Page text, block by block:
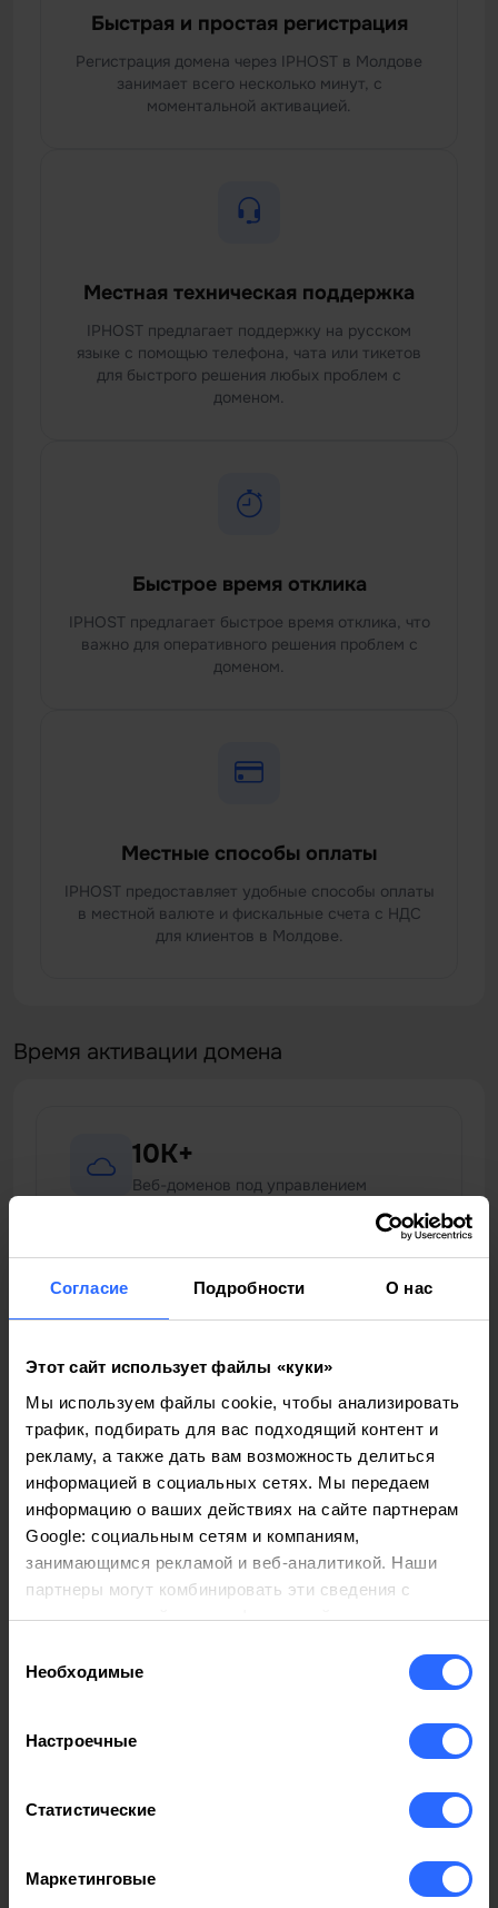
Согласие Подробности О нас
Этот сайт использует файлы «куки»
Мы используем файлы cookie, чтобы анализировать
трафик, подбирать для вас подходящий контент и
рекламу, а также дать вам возможность делиться
информацией в социальных сетях. Мы передаем
информацию о ваших действиях на сайте партнерам
Google: социальным сетям и компаниям,
занимающимся рекламой и веб-аналитикой. Наши
партнеры могут комбинировать эти сведения с
предоставленной вами информацией, а также
вами их сервисов.
согласия
Необходимые
Настроечные
Статистические
Маркетинговые
Быстрая и простая регистрация
Регистрация домена через IPHOST в Молдове
занимает всего несколько минут, с
моментальной активацией.
Местная техническая поддержка
IPHOST предлагает поддержку на русском
языке с помощью телефона, чата или тикетов
для быстрого решения любых проблем с
доменом.
Быстрое время отклика
IPHOST предлагает быстрое время отклика, что
важно для оперативного решения проблем с
доменом.
Местные способы оплаты
IPHOST предоставляет удобные способы оплаты
в местной валюте и фискальные счета с НДС
для клиентов в Молдове.
Время активации домена
10K+
Веб-доменов под управлением
Uptime Услуг
1 мин
Среднее время регистрации
Способы оплаты